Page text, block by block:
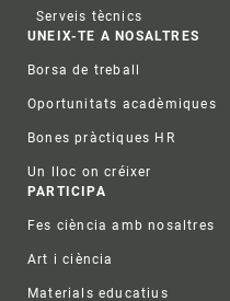
Serveis tècnics
UNEIX-TE A NOSALTRES
Borsa de treball
Oportunitats acadèmiques
Bones pràctiques HR
Un lloc on créixer
PARTICIPA
Fes ciència amb nosaltres
Art i ciència
Materials educatius